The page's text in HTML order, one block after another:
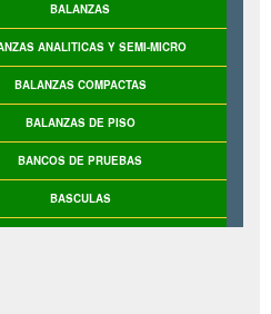
BALANZAS
ANALITICAS Y SEMI-MICRO
BALANZAS COMPACTAS
BALANZAS DE PISO
BANCOS DE PRUEBAS
BASCULAS